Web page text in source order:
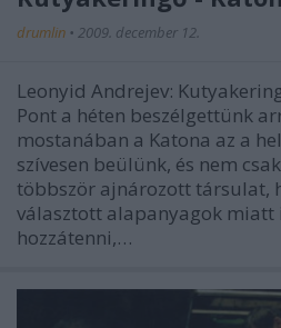
drumlin • 2009. december 12.
Leonyid Andrejev:
Pont a héten beszélgettünk
mostanában a Katona az a
szívesen beülünk, és nem
többször ajnározott társulat,
választott alapanyagok miatt
hozzátenni,…